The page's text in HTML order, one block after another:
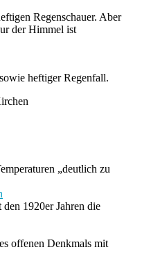
Regenschauer. Aber
der Himmel ist
heftiger Regenfall.
„deutlich zu
1920er Jahren die
offenen Denkmals mit